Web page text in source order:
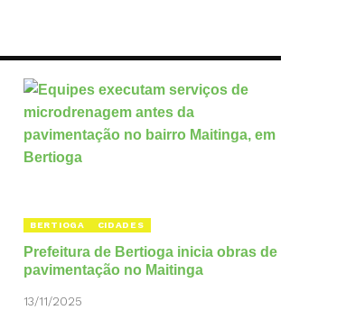
BERTIOGA CIDADES
Prefeitura de Bertioga inicia obras de
pavimentação no Maitinga
13/11/2025